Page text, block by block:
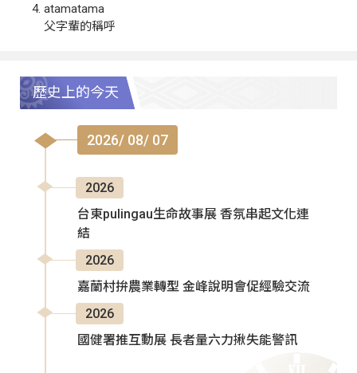
atamatama
父字輩的稱呼
歷史上的今天
2026/ 08/ 07
2026
台東pulingau生命故事展 香氛串起文化連
結
2026
嘉蘭村拚農業轉型 金峰說明會促經驗交流
2026
國健署推互動展 長者量六力揪失能警訊